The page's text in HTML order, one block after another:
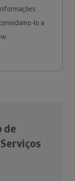
lo a
de